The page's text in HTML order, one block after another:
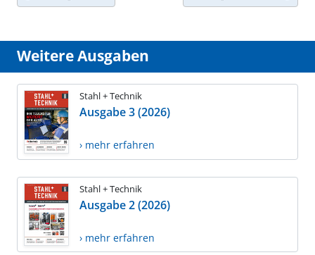
Weitere Ausgaben
Stahl + Technik
Ausgabe 3 (2026)
› mehr erfahren
Stahl + Technik
Ausgabe 2 (2026)
› mehr erfahren